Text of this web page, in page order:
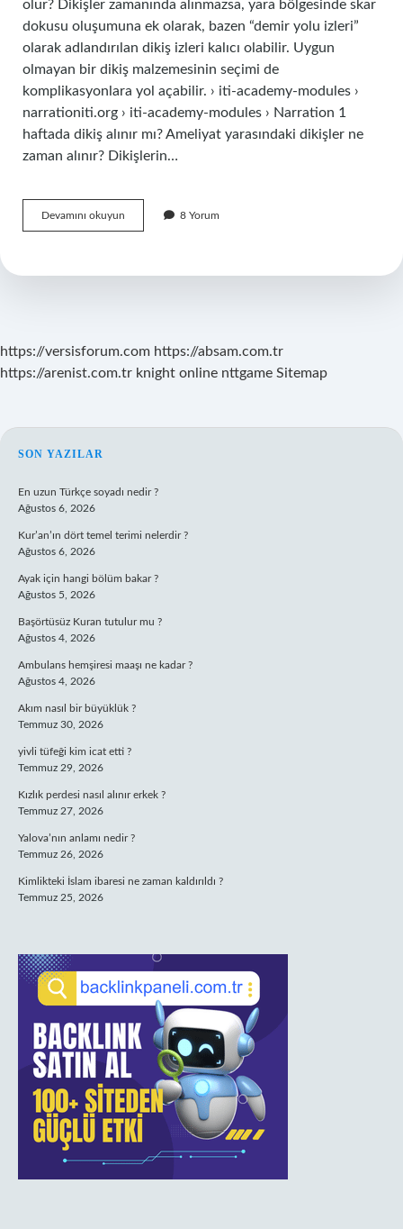
olur? Dikişler zamanında alınmazsa, yara bölgesinde skar
dokusu oluşumuna ek olarak, bazen “demir yolu izleri”
olarak adlandırılan dikiş izleri kalıcı olabilir. Uygun
olmayan bir dikiş malzemesinin seçimi de
komplikasyonlara yol açabilir. › iti-academy-modules ›
narrationiti.org › iti-academy-modules › Narration 1
haftada dikiş alınır mı? Ameliyat yarasındaki dikişler ne
zaman alınır? Dikişlerin…
Devamını okuyun
Dikiş
Kaç
8 Yorum
https://versisforum.com https://absam.com.tr
https://arenist.com.tr knight online nttgame Sitemap
SIDEBAR
SON YAZILAR
En uzun Türkçe soyadı nedir ?
Ağustos 6, 2026
Kur’an’ın dört temel terimi nelerdir ?
Ağustos 6, 2026
Ayak için hangi bölüm bakar ?
Ağustos 5, 2026
Başörtüsüz Kuran tutulur mu ?
Ağustos 4, 2026
Ambulans hemşiresi maaşı ne kadar ?
Ağustos 4, 2026
Akım nasıl bir büyüklük ?
Temmuz 30, 2026
yivli tüfeği kim icat etti ?
Temmuz 29, 2026
Kızlık perdesi nasıl alınır erkek ?
Temmuz 27, 2026
Yalova’nın anlamı nedir ?
Temmuz 26, 2026
Kimlikteki İslam ibaresi ne zaman kaldırıldı ?
Temmuz 25, 2026